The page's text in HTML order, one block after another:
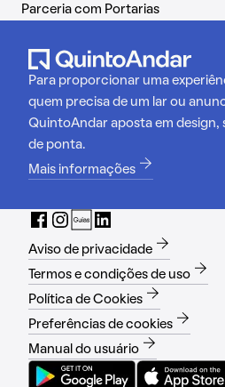
Parceria com Portarias
Para proporcionar uma
quem precisa de um lar ou
QuintoAndar aposta em design,
de ponta.
Mais informações
Aviso de privacidade
Termos e condições de uso
Política de Cookies
Preferências de cookies
Manual do usuário